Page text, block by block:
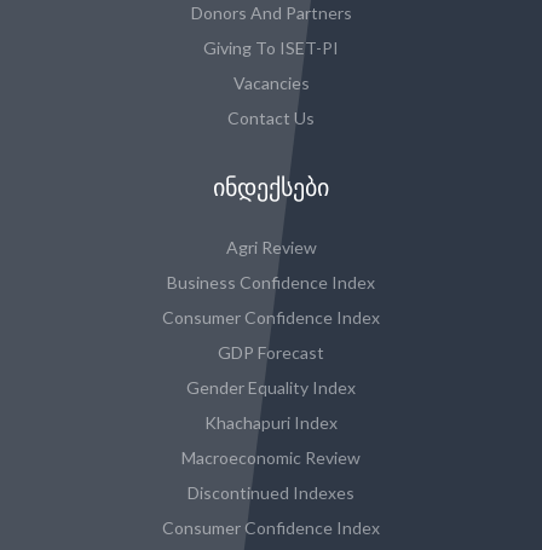
Donors And Partners
Giving To ISET-PI
Vacancies
Contact Us
ᲘᲜᲓᲔᲥᲡᲔᲑᲘ
Agri Review
Business Confidence Index
Consumer Confidence Index
GDP Forecast
Gender Equality Index
Khachapuri Index
Macroeconomic Review
Discontinued Indexes
Consumer Confidence Index